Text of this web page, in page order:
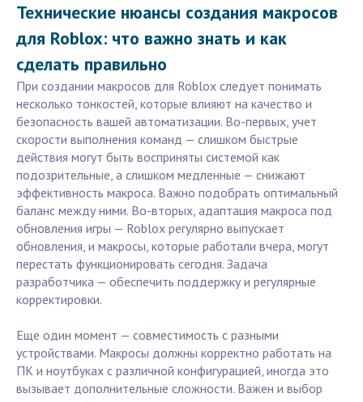
Технические нюансы создания макросов
для Roblox: что важно знать и как
сделать правильно
При создании макросов для Roblox следует понимать
несколько тонкостей, которые влияют на качество и
безопасность вашей автоматизации. Во-первых, учет
скорости выполнения команд — слишком быстрые
действия могут быть восприняты системой как
подозрительные, а слишком медленные — снижают
эффективность макроса. Важно подобрать оптимальный
баланс между ними. Во-вторых, адаптация макроса под
обновления игры — Roblox регулярно выпускает
обновления, и макросы, которые работали вчера, могут
перестать функционировать сегодня. Задача
разработчика — обеспечить поддержку и регулярные
корректировки.
Еще один момент — совместимость с разными
устройствами. Макросы должны корректно работать на
ПК и ноутбуках с различной конфигурацией, иногда это
вызывает дополнительные сложности. Важен и выбор